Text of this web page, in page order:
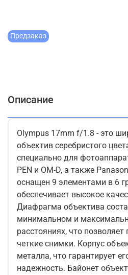
Предзаказ
Описание
Olympus 17mm f/1.8 - это
объектив серебристого
специально для
PEN и OM-D, а также Panasonic
оснащен 9 элементами в 6
обеспечивает высокое
Диафрагма объектива
минимальном и
расстояниях, что позволяет
четкие снимки. Корпус объектива выполнен из
металла, что гарантирует
надежность. Байонет